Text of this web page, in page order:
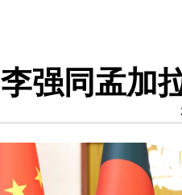
李强同孟加